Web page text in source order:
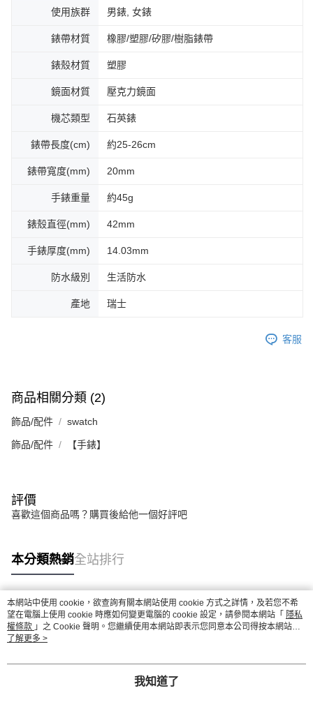
使用族群 男錶, 女錶
錶帶材質 橡膠/塑膠/矽膠/樹脂錶帶
錶殼材質 塑膠
鏡面材質 壓克力鏡面
機芯類型 石英錶
錶帶長度(cm) 約25-26cm
錶帶寬度(mm) 20mm
手錶重量 約45g
錶殼直徑(mm) 42mm
手錶厚度(mm) 14.03mm
防水級別 生活防水
產地 瑞士
客服
商品相關分類 (2)
飾品/配件 swatch
飾品/配件 【手錶】
評價
喜歡這個商品嗎？購買後給他一個好評吧
本分類熱銷全站排行
熱門標籤
本網站中使用 cookie，欲查詢有關本網站使用 cookie 方式之詳情，及若您不希
望在電腦上使用 cookie 時應如何變更電腦的 cookie 設定，請參閱本網站「 隱私
權條款 」之 Cookie 聲明。您繼續使用本網站即表示您同意本公司得按本網站使
用條款之 Cookie 聲明使用 cookie。
了解更多 >
我知道了